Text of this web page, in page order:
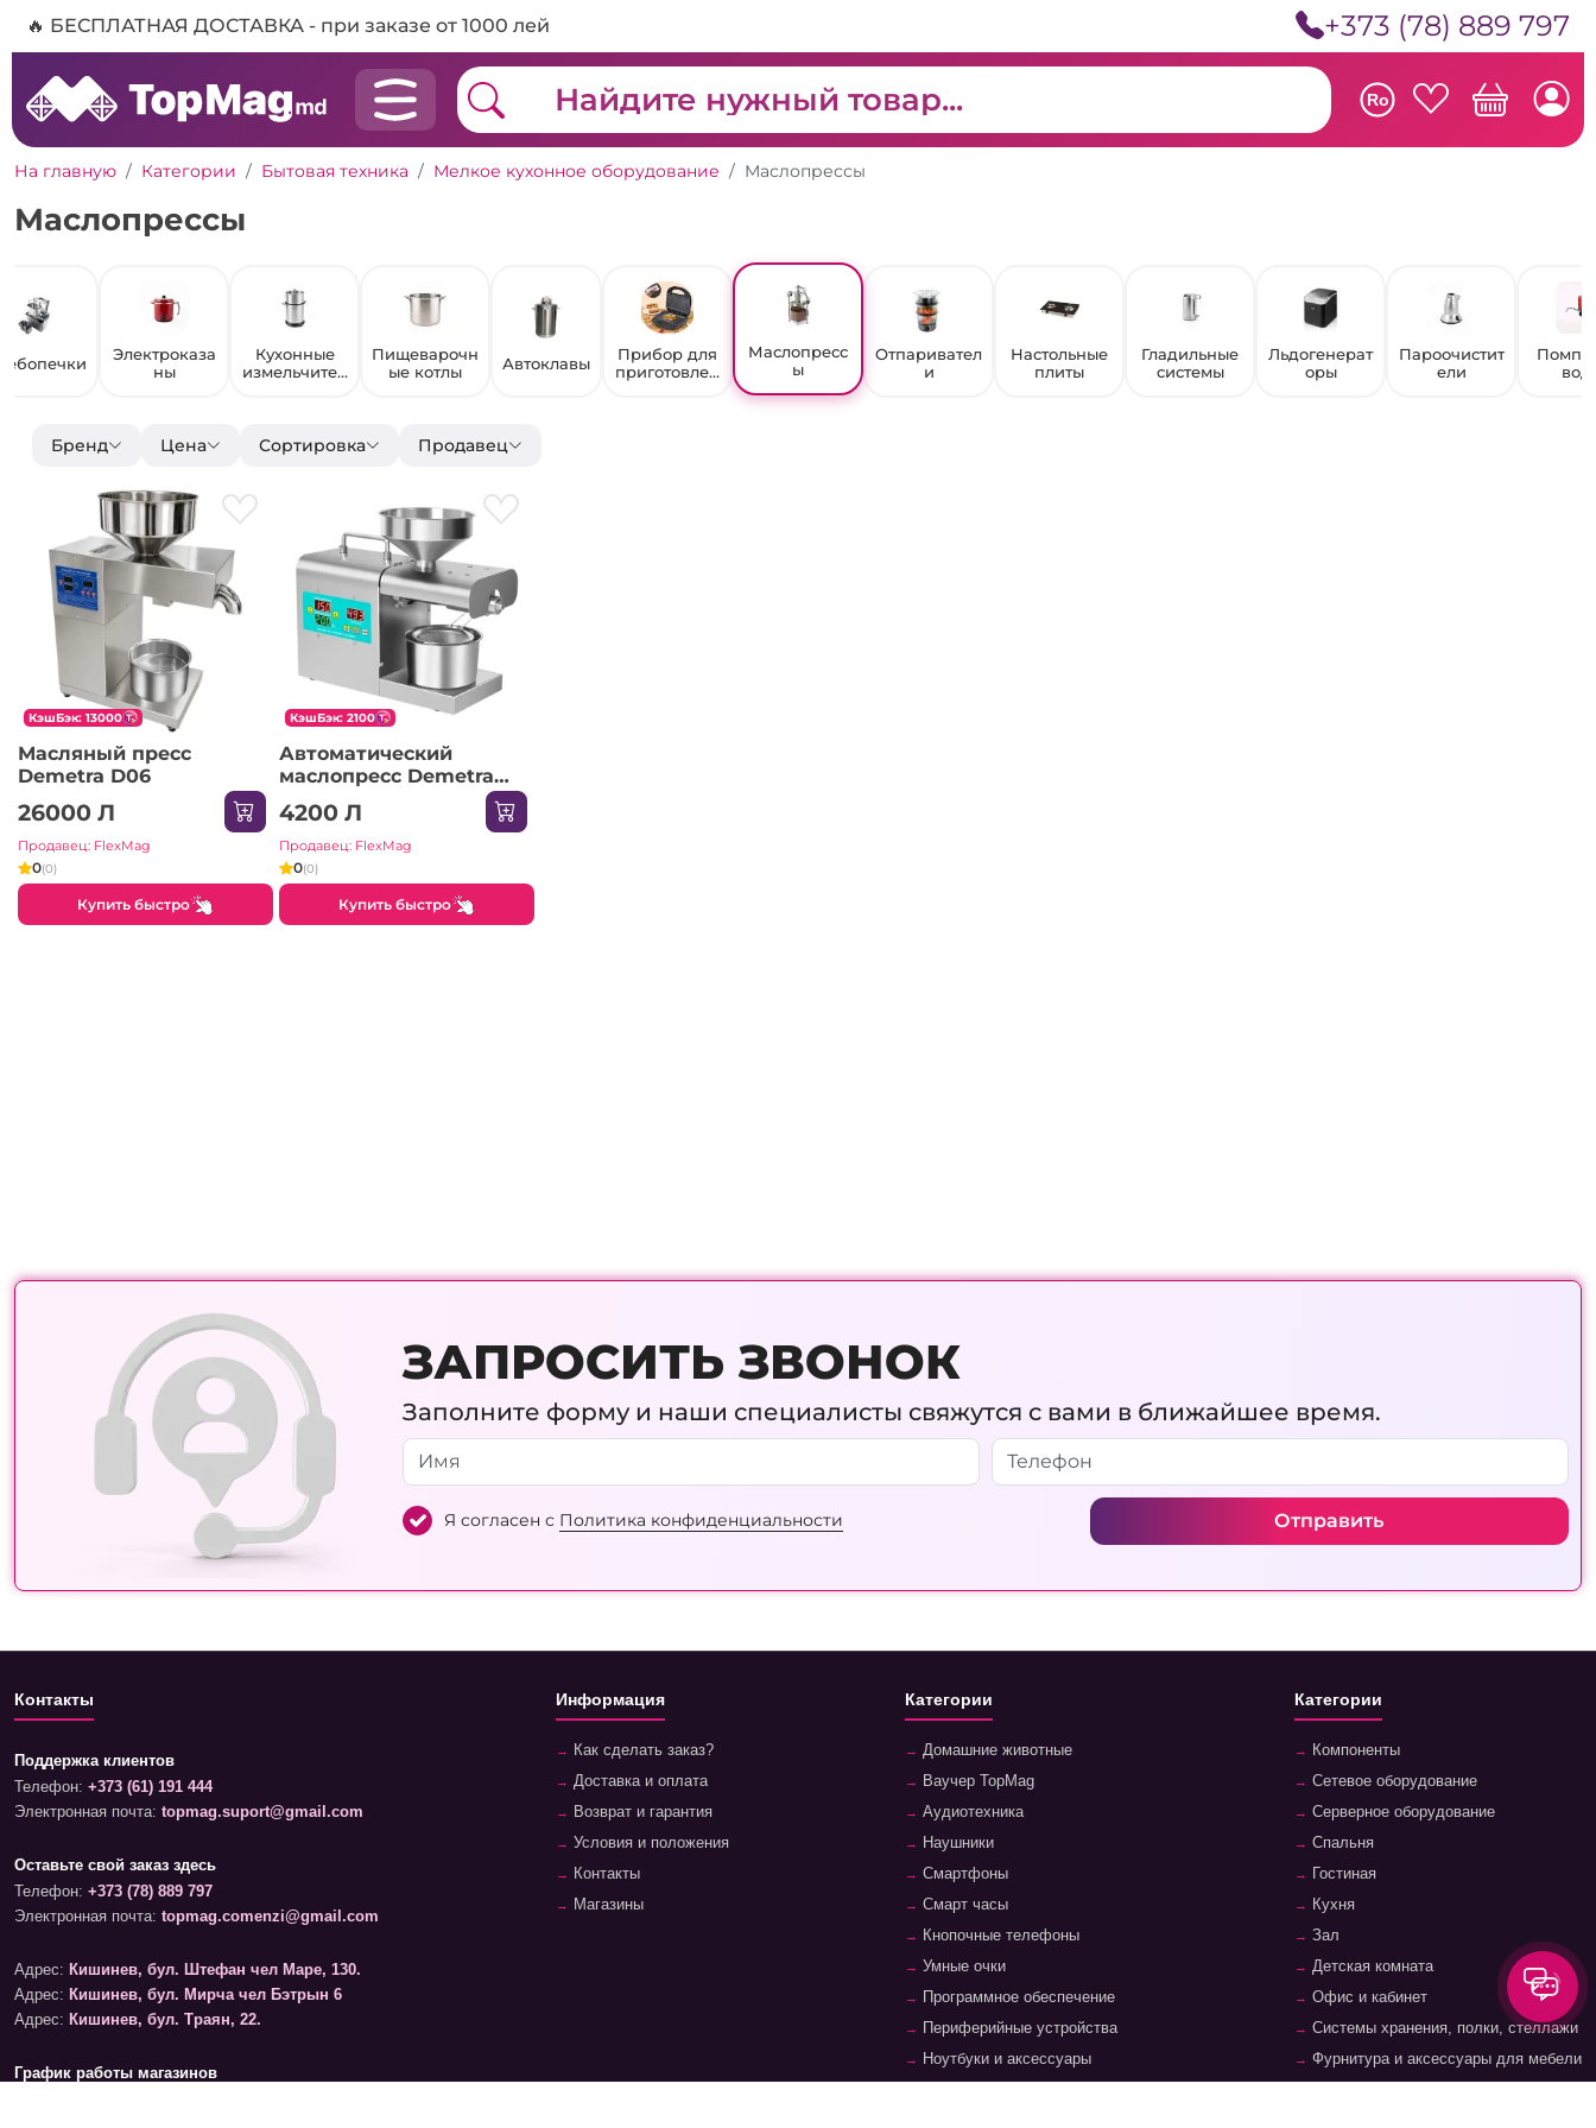
🔥 БЕСПЛАТНАЯ ДОСТАВКА - при заказе от 1000 лей +373 (78) 889 797
Ro
На главную Категории Бытовая техника Мелкое кухонное оборудование Маслопрессы
Маслопрессы
Электроказа
ны
Кухонные
измельчител
Пищеварочн
ые котлы
Автоклавы
Прибор для
приготовлен
Маслопресс
ы
Отпаривател
и
Настольные
плиты
Гладильные
системы
Льдогенерат
оры
Пароочистит
ели
Помпы
Бренд Цена Сортировка Продавец
КэшБэк: 13000
Масляный пресс
Demetra D06
26000 Л
Продавец: FlexMag
0(0)
Купить быстро
КэшБэк: 2100
Автоматический
маслопресс Demetra
DM-820
4200 Л
Продавец: FlexMag
0(0)
Купить быстро
ЗАПРОСИТЬ ЗВОНОК
Заполните форму и наши специалисты свяжутся с вами в ближайшее время.
Я согласен с Политика конфиденциальности Отправить
Контакты
Поддержка клиентов
Телефон: +373 (61) 191 444
Электронная почта: topmag.suport@gmail.com
Оставьте свой заказ здесь
Телефон: +373 (78) 889 797
Электронная почта: topmag.comenzi@gmail.com
Адрес: Кишинев, бул. Штефан чел Маре, 130.
Адрес: Кишинев, бул. Мирча чел Бэтрын 6
Адрес: Кишинев, бул. Траян, 22.
График работы магазинов
Информация
Как сделать заказ?
Доставка и оплата
Возврат и гарантия
Условия и положения
Контакты
Магазины
Категории
Домашние животные
Ваучер TopMag
Аудиотехника
Наушники
Смартфоны
Смарт часы
Кнопочные телефоны
Умные очки
Программное обеспечение
Периферийные устройства
Ноутбуки и аксессуары
Категории
Компоненты
Сетевое оборудование
Серверное оборудование
Спальня
Гостиная
Кухня
Зал
Детская комната
Офис и кабинет
Системы хранения, полки, стеллажи
Фурнитура и аксессуары для мебели